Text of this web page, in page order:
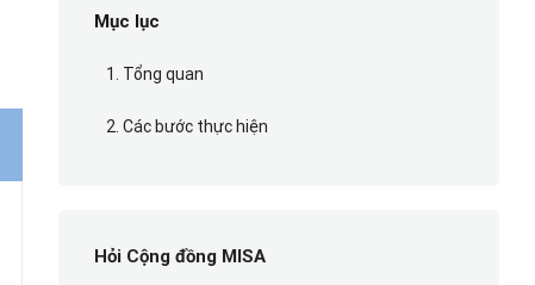
Mục lục
1. Tổng quan
2. Các bước thực hiện
Hỏi Cộng đồng MISA